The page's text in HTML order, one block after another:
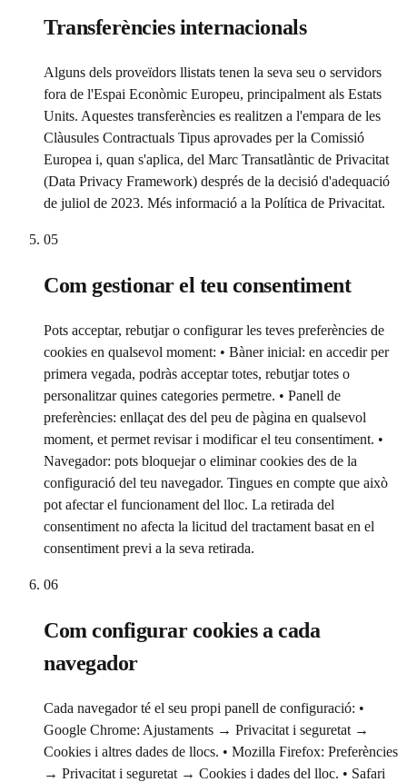
Transferències internacionals
Alguns dels proveïdors llistats tenen la seva seu o servidors
fora de l'Espai Econòmic Europeu, principalment als Estats
Units. Aquestes transferències es realitzen a l'empara de les
Clàusules Contractuals Tipus aprovades per la Comissió
Europea i, quan s'aplica, del Marc Transatlàntic de Privacitat
(Data Privacy Framework) després de la decisió d'adequació
de juliol de 2023. Més informació a la Política de Privacitat.
05
Com gestionar el teu consentiment
Pots acceptar, rebutjar o configurar les teves preferències de
cookies en qualsevol moment: • Bàner inicial: en accedir per
primera vegada, podràs acceptar totes, rebutjar totes o
personalitzar quines categories permetre. • Panell de
preferències: enllaçat des del peu de pàgina en qualsevol
moment, et permet revisar i modificar el teu consentiment. •
Navegador: pots bloquejar o eliminar cookies des de la
configuració del teu navegador. Tingues en compte que això
pot afectar el funcionament del lloc. La retirada del
consentiment no afecta la licitud del tractament basat en el
consentiment previ a la seva retirada.
06
Com configurar cookies a cada
navegador
Cada navegador té el seu propi panell de configuració: •
Google Chrome: Ajustaments → Privacitat i seguretat →
Cookies i altres dades de llocs. • Mozilla Firefox: Preferències
→ Privacitat i seguretat → Cookies i dades del lloc. • Safari